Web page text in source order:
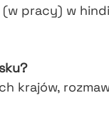
pracy) w
krajów,